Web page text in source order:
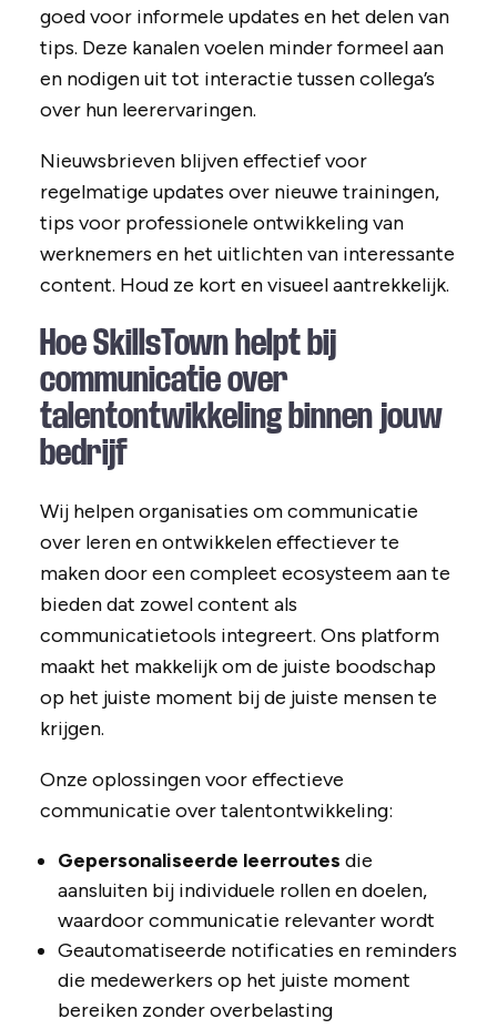
goed voor informele updates en het delen van
tips. Deze kanalen voelen minder formeel aan
en nodigen uit tot interactie tussen collega’s
over hun leerervaringen.
Nieuwsbrieven blijven effectief voor
regelmatige updates over nieuwe trainingen,
tips voor professionele ontwikkeling van
werknemers en het uitlichten van interessante
content. Houd ze kort en visueel aantrekkelijk.
Hoe SkillsTown helpt bij
communicatie over
talentontwikkeling binnen jouw
bedrijf
Wij helpen organisaties om communicatie
over leren en ontwikkelen effectiever te
maken door een compleet ecosysteem aan te
bieden dat zowel content als
communicatietools integreert. Ons platform
maakt het makkelijk om de juiste boodschap
op het juiste moment bij de juiste mensen te
krijgen.
Onze oplossingen voor effectieve
communicatie over talentontwikkeling:
Gepersonaliseerde leerroutes die
aansluiten bij individuele rollen en doelen,
waardoor communicatie relevanter wordt
Geautomatiseerde notificaties en reminders
die medewerkers op het juiste moment
bereiken zonder overbelasting